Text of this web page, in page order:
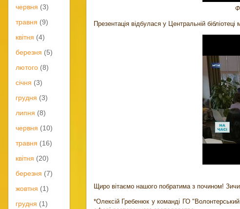
Презентація відбулася у Центральній бібліотеці
Щиро вітаємо нашого побратима з почином!
*Олексій Гребенюк у команді ГО
червня (3)
травня (9)
квітня (4)
березня (5)
лютого (8)
січня (3)
грудня (3)
липня (8)
червня (10)
травня (16)
квітня (20)
березня (7)
жовтня (1)
грудня (1)